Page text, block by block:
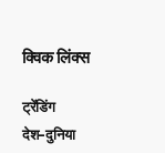
क्विक लिंक्स
ट्रेंडिंग
देश-दुनिया